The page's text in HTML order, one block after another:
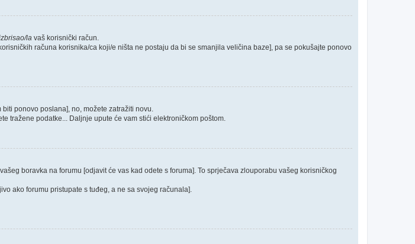
la vaš korisnički račun.
računa korisnika/ca koji/e ništa ne postaju da bi se smanjila veličina baze], pa se pokušajte ponovo
ponovo poslana], no, možete zatražiti novu.
tražene podatke... Daljnje upute će vam stići elektroničkom poštom.
boravka na forumu [odjavit će vas kad odete s foruma]. To sprječava zlouporabu vašeg korisničkog
ako forumu pristupate s tuđeg, a ne sa svojeg računala].